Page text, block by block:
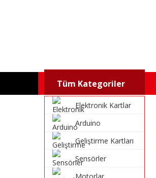
Tüm Kategoriler
Elektronik Kartlar
Arduino
Geliştirme Kartları
Sensörler